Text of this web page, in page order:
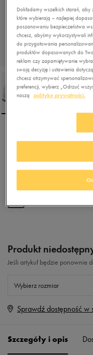
NEW BALANCE
0.0(0)
Produkt
Jeśli artykuł będzie ponownie
Wybierz rozmiar
Rozmiary EU
Sprawdź dostępność w
Szczegóły i opis
Dokładamy wszelkich starań,
które wybierają – najlepiej
poszanowaniu bezpieczeństwa
chcesz, abyśmy wykorzystywali
do przygotowania
produktów dopasowanych do
reklam czy zapamiętywanie
swoją decyzję i ustawienia
chcesz otrzymywać
preferencji, wybierz „Odrzuć
naszą
politykę prywatności.